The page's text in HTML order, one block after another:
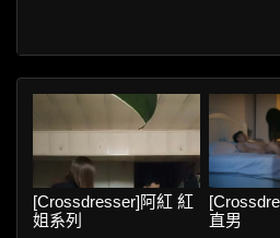
[Crossdresser]阿紅 紅
姐系列
直男